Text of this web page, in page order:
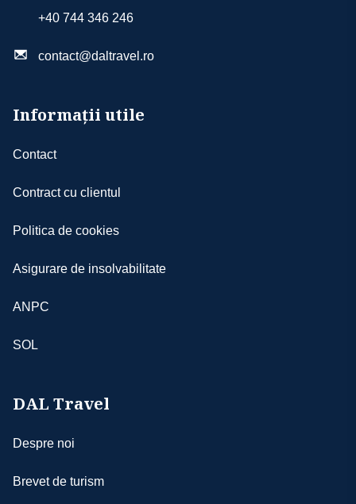
+40 744 346 246
contact@daltravel.ro
Informații utile
Contact
Contract cu clientul
Politica de cookies
Asigurare de insolvabilitate
ANPC
SOL
DAL Travel
Despre noi
Brevet de turism